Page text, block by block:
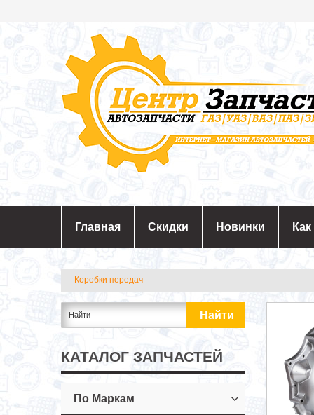
Главная Скидки Новинки
Коробки передач
КАТАЛОГ ЗАПЧАСТЕЙ
По Маркам